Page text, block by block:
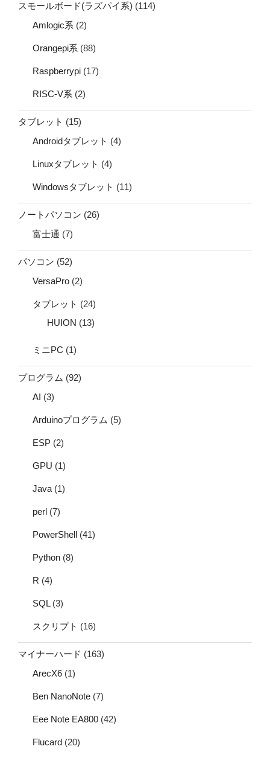
スモールボード(ラズパイ系) (114)
Amlogic系 (2)
Orangepi系 (88)
Raspberrypi (17)
RISC-V系 (2)
タブレット (15)
Androidタブレット (4)
Linuxタブレット (4)
Windowsタブレット (11)
ノートパソコン (26)
富士通 (7)
パソコン (52)
VersaPro (2)
タブレット (24)
HUION (13)
ミニPC (1)
プログラム (92)
AI (3)
Arduinoプログラム (5)
ESP (2)
GPU (1)
Java (1)
perl (7)
PowerShell (41)
Python (8)
R (4)
SQL(3)
スクリプト (16)
マイナーハード (163)
ArecX6 (1)
Ben NanoNote (7)
Eee Note EA800 (42)
Flucard (20)